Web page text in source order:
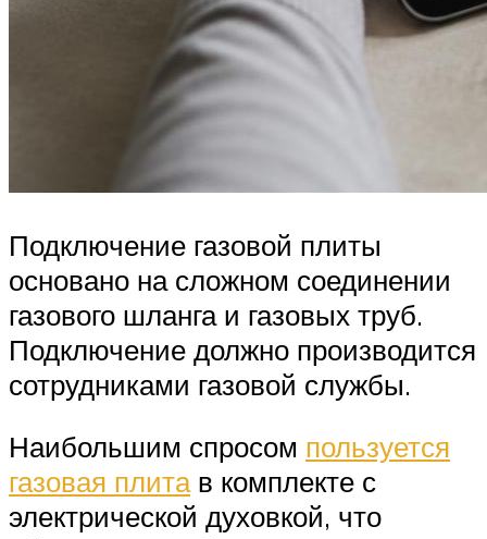
Подключение газовой плиты
основано на сложном соединении
газового шланга и газовых труб.
Подключение должно производится
сотрудниками газовой службы.
Наибольшим спросом пользуется
газовая плитав комплекте с
электрической духовкой, что